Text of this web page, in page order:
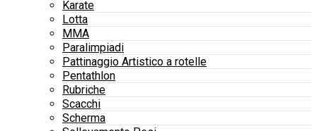
Karate
Lotta
MMA
Paralimpiadi
Pattinaggio Artistico a rotelle
Pentathlon
Rubriche
Scacchi
Scherma